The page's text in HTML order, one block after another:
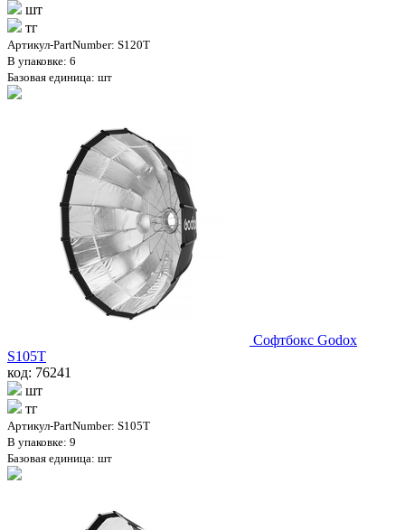
шт
тг
Артикул-PartNumber: S120T
В упаковке: 6
Базовая единица: шт
Софтбокс Godox
S105T
код: 76241
шт
тг
Артикул-PartNumber: S105T
В упаковке: 9
Базовая единица: шт